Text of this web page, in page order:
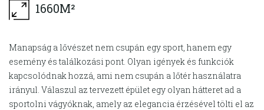
1660M²
Manapság a lővészet nem csupán egy sport, hanem egy
esemény és találkozási pont. Olyan igények és funkciók
kapcsolódnak hozzá, ami nem csupán a lőtér használatra
irányul. Válaszul az tervezett épület egy olyan hátteret ad a
sportolni vágyóknak, amely az elegancia érzésével tölti el az